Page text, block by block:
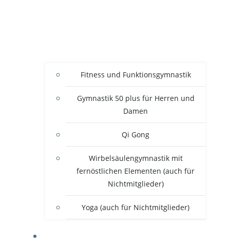
Fitness und Funktionsgymnastik
Gymnastik 50 plus für Herren und
Damen
Qi Gong
Wirbelsäulengymnastik mit
fernöstlichen Elementen (auch für
Nichtmitglieder)
Yoga (auch für Nichtmitglieder)